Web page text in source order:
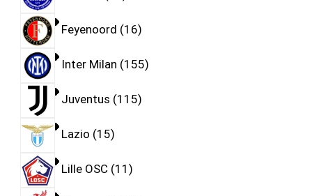
Feyenoord 16
Inter Milan 155
Juventus 115
Lazio 15
Lille OSC 11